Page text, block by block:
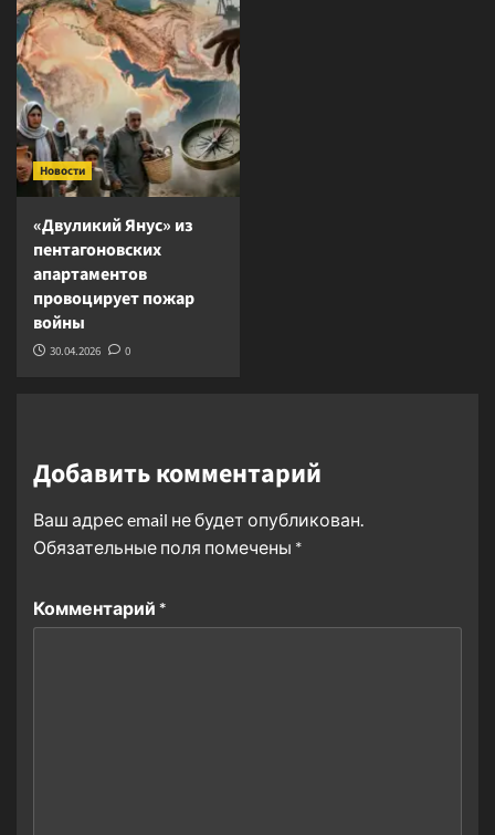
Новости
«Двуликий Янус» из
пентагоновских
апартаментов
провоцирует пожар
войны
30.04.2026 0
Добавить комментарий
Ваш адрес email не будет опубликован.
Обязательные поля помечены *
Комментарий *